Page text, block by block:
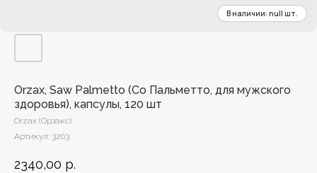
Orzax, Saw Palmetto (Со Пальметто, для мужского
здоровья), капсулы, 120 шт
Orzax (Орзакс)
Артикул: 3203
2340,00 р.